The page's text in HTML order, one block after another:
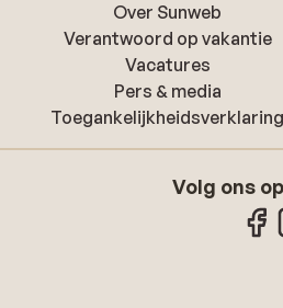
Over Sunweb
Verantwoord op vakantie
Vacatures
Pers & media
Toegankelijkheidsverklaring
Volg ons